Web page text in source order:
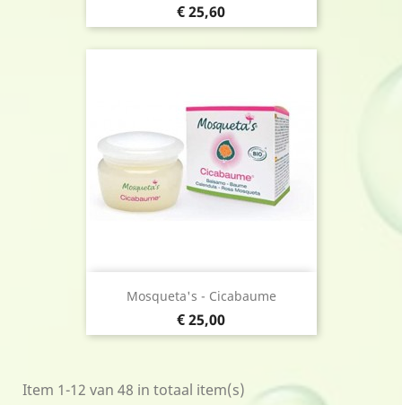
Prijs
€ 25,60
Mosqueta's - Cicabaume
Prijs
€ 25,00
Item 1-12 van 48 in totaal item(s)